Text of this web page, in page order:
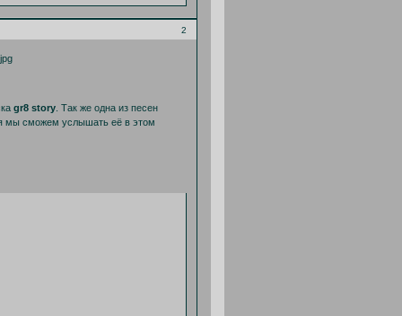
2
gr8 story . Так же одна из песен
мы сможем услышать её в этом